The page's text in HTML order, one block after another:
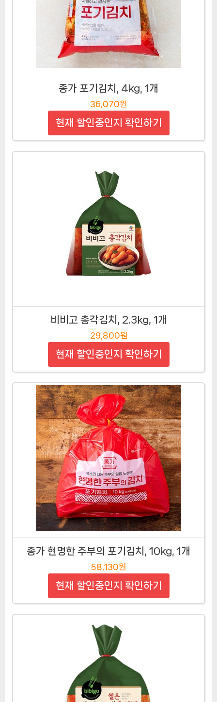
종가 포기김치, 4kg, 1개
36,070원
현재 할인중인지 확인하기
비비고 총각김치, 2.3kg, 1개
29,800원
현재 할인중인지 확인하기
종가 현명한 주부의 포기김치, 10kg, 1개
58,130원
현재 할인중인지 확인하기